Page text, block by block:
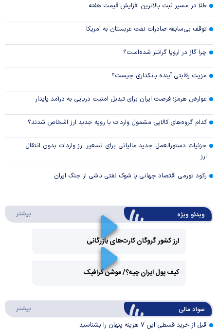
طلا در مسیر ثبت بالاترین افزایش قیمت هفته
توقف بی‌سابقه صادرات نفت عربستان به آمریکا
چرا گاز در اروپا گرانتر شده‌است؟
مزیت رقابتی آینده بانکداری چیست؟
عوارض هرمز؛ فرصت ایران برای تبدیل امنیت دریایی به درآمد پایدار
کدام گروه‌های کالایی مشمول واردات با رویه جدید ارز اشخاص شدند؟
جزئیات دستورالعمل جدید مالیاتی برای تسعیر ارز واردات بدون انتقال
ارز
رکود تورمی اقتصاد جهانی با شوک نفتی ناشی از جنگ ایران
ویدئو ویژه بیشتر
ارز کشور گروگان کارت‌های بازرگانی
Video
کیف پول ایران چیه؟/ موشن گرافیک
سواد مالی بیشتر
قبل از خرید قسطی این ۷ هزینه پنهان را بشناسید